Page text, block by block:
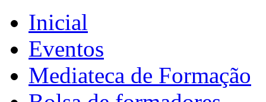
Inicial
Eventos
Mediateca de Formação